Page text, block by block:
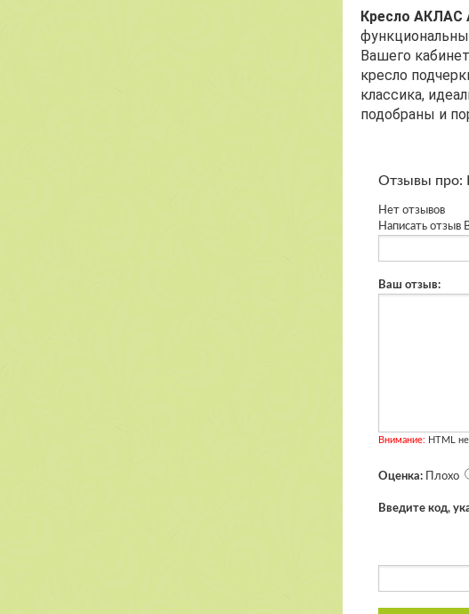
Кресло АКЛАС
Вашего
кресло
классика,
подобраны и
Отзывы про:
Нет отзывов
Написать отзыв
Ваш отзыв:
Внимание: HTML
Оценка: Плохо
Введите код,